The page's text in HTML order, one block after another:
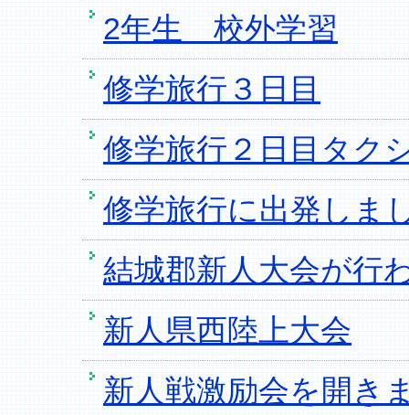
2年生 校外学習
修学旅行３日目
修学旅行２日目タク
修学旅行に出発しま
結城郡新人大会が行
新人県西陸上大会
新人戦激励会を開き